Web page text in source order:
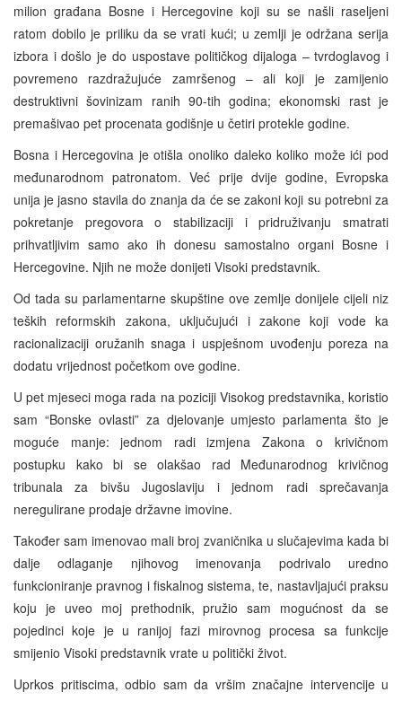
milion građana Bosne i Hercegovine koji su se našli raseljeni
ratom dobilo je priliku da se vrati kući; u zemlji je održana serija
izbora i došlo je do uspostave političkog dijaloga – tvrdoglavog i
povremeno razdražujuće zamršenog – ali koji je zamijenio
destruktivni šovinizam ranih 90-tih godina; ekonomski rast je
premašivao pet procenata godišnje u četiri protekle godine.
Bosna i Hercegovina je otišla onoliko daleko koliko može ići pod
međunarodnom patronatom. Već prije dvije godine, Evropska
unija je jasno stavila do znanja da će se zakoni koji su potrebni za
pokretanje pregovora o stabilizaciji i pridruživanju smatrati
prihvatljivim samo ako ih donesu samostalno organi Bosne i
Hercegovine. Njih ne može donijeti Visoki predstavnik.
Od tada su parlamentarne skupštine ove zemlje donijele cijeli niz
teških reformskih zakona, uključujući i zakone koji vode ka
racionalizaciji oružanih snaga i uspješnom uvođenju poreza na
dodatu vrijednost početkom ove godine.
U pet mjeseci moga rada na poziciji Visokog predstavnika, koristio
sam “Bonske ovlasti” za djelovanje umjesto parlamenta što je
moguće manje: jednom radi izmjena Zakona o krivičnom
postupku kako bi se olakšao rad Međunarodnog krivičnog
tribunala za bivšu Jugoslaviju i jednom radi sprečavanja
neregulirane prodaje državne imovine.
Također sam imenovao mali broj zvaničnika u slučajevima kada bi
dalje odlaganje njihovog imenovanja podrivalo uredno
funkcioniranje pravnog i fiskalnog sistema, te, nastavljajući praksu
koju je uveo moj prethodnik, pružio sam mogućnost da se
pojedinci koje je u ranijoj fazi mirovnog procesa sa funkcije
smijenio Visoki predstavnik vrate u politički život.
Uprkos pritiscima, odbio sam da vršim značajne intervencije u